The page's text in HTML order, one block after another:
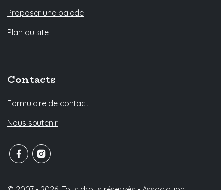
Proposer une balade
Plan du site
Contacts
Formulaire de contact
Nous soutenir